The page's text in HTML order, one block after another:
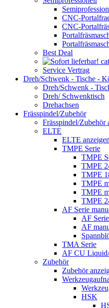
CNC-
CNC-
Best Deal
Service Vertrag
Dreh/Schwenk - Tische -
Dreh/Schwenk -
Dreh/ Schwenktisch
Drehachsen
Frässpindel/Zubehör
Frässpindel/Zubehör
ELTE
ELTE anzeigen
TMPE Serie
TMPE
TMPE
TMPE
TMPE
TMPE
TMPE
AF Serie
AF
AF
TMA Serie
AF CU
Zubehör
Zubehör
HSK